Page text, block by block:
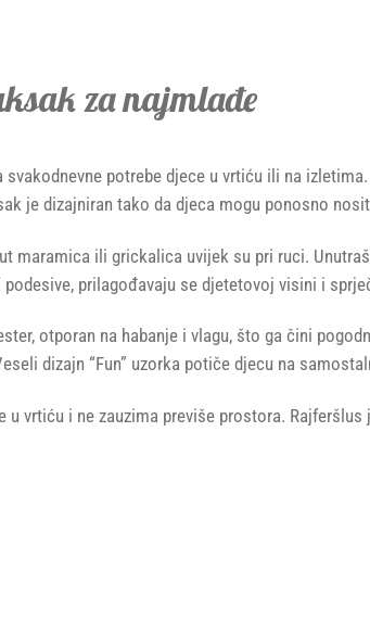
za najmlađe
potrebe djece u vrtiću ili na
je dizajniran tako da djeca mogu ponosno
maramica ili grickalica uvijek su pri ruci.
prilagođavaju se djetetovoj visini i
otporan na habanje i vlagu, što ga čini
dizajn “Fun” uzorka potiče djecu na
vrtiću i ne zauzima previše prostora.